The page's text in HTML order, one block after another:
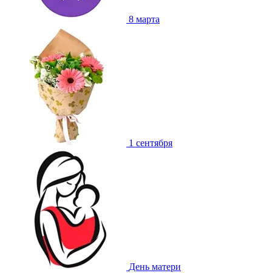
8 марта
1 сентября
День матери